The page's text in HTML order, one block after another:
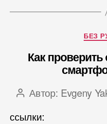
БЕЗ
Как
Автор
Автор: Evgeny
ссылки: